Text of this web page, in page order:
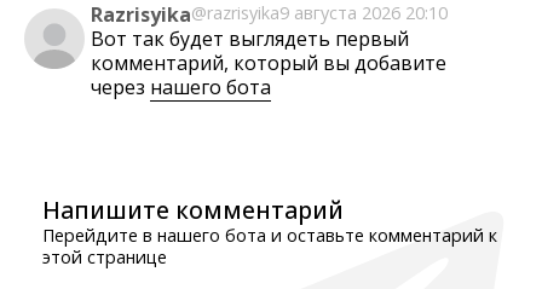
Razrisyika@razrisyika9 августа 2026 20:10
Вот так будет выглядеть первый
комментарий, который вы добавите
через нашего бота
Напишите комментарий
Перейдите в нашего бота и оставьте комментарий к
этой странице